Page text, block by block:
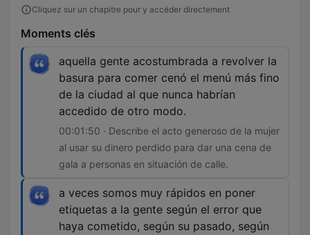
Cliquez sur un chapitre pour y accéder directement
Moments clés
aquella gente acostumbrada a revolver la
basura para comer cenó el menú más fino
de la ciudad al que nunca habrían
accedido de otro modo.
00:01:50 · Describe el acto generoso de la mujer
al usar su dinero perdido para dar una cena de
gala a personas en situación de calle.
a veces somos muy rápidos en poner
etiquetas a la gente según el error que
haya cometido, según su pasado, según